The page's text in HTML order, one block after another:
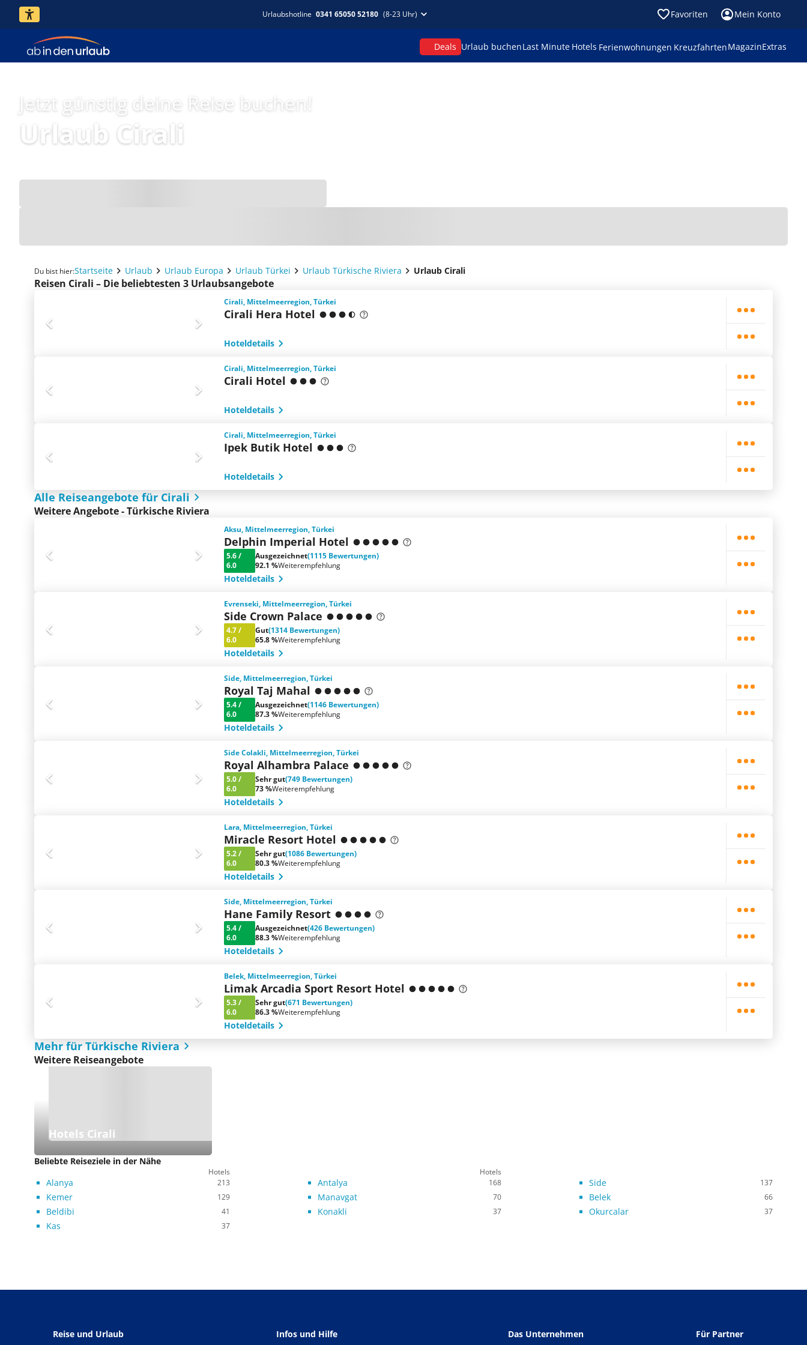
Urlaubshotline 0341 65050 52180 (8-23 Uhr) Favoriten Mein Konto
Deals Urlaub buchenLast Minute Hotels Ferienwohnungen KreuzfahrtenMagazinExtras
Jetzt günstig deine Reise buchen!
Urlaub Cirali
Du bist hier:Startseite Urlaub Urlaub Europa Urlaub Türkei Urlaub Türkische Riviera Urlaub Cirali
Reisen Cirali – Die beliebtesten 3 Urlaubsangebote
Cirali, Mittelmeerregion, Türkei
Cirali Hera Hotel
Hoteldetails
Cirali, Mittelmeerregion, Türkei
Cirali Hotel
Hoteldetails
Cirali, Mittelmeerregion, Türkei
Ipek Butik Hotel
Hoteldetails
Alle Reiseangebote für Cirali
Weitere Angebote - Türkische Riviera
Aksu, Mittelmeerregion, Türkei
Delphin Imperial Hotel
5.6/
6.0
Ausgezeichnet(1115 Bewertungen)
92.1 %Weiterempfehlung
Hoteldetails
Evrenseki, Mittelmeerregion, Türkei
Side Crown Palace
4.7/
6.0
Gut(1314 Bewertungen)
65.8 %Weiterempfehlung
Hoteldetails
Side, Mittelmeerregion, Türkei
Royal Taj Mahal
5.4/
6.0
Ausgezeichnet(1146 Bewertungen)
87.3 %Weiterempfehlung
Hoteldetails
Side Colakli, Mittelmeerregion, Türkei
Royal Alhambra Palace
5.0/
6.0
Sehr gut(749 Bewertungen)
73 %Weiterempfehlung
Hoteldetails
Lara, Mittelmeerregion, Türkei
Miracle Resort Hotel
5.2/
6.0
Sehr gut(1086 Bewertungen)
80.3 %Weiterempfehlung
Hoteldetails
Side, Mittelmeerregion, Türkei
Hane Family Resort
5.4/
6.0
Ausgezeichnet(426 Bewertungen)
88.3 %Weiterempfehlung
Hoteldetails
Belek, Mittelmeerregion, Türkei
Limak Arcadia Sport Resort Hotel
5.3/
6.0
Sehr gut(671 Bewertungen)
86.3 %Weiterempfehlung
Hoteldetails
Mehr für Türkische Riviera
Weitere Reiseangebote
Hotels Cirali
Beliebte Reiseziele in der Nähe
Hotels Hotels
Alanya 213 Antalya 168 Side 137
Kemer 129 Manavgat 70 Belek 66
Beldibi 41 Konakli 37 Okurcalar 37
Kas 37
Reise und Urlaub Infos und Hilfe Das Unternehmen Für Partner